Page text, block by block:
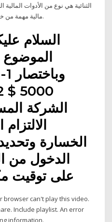
الثنائية هي نوع من الأدوات
مالية مهمة من خلال تنبؤ أسعار الأصول داخل السوق.
السلام
الشركة
على توقيت
Include playlist. An error
information.